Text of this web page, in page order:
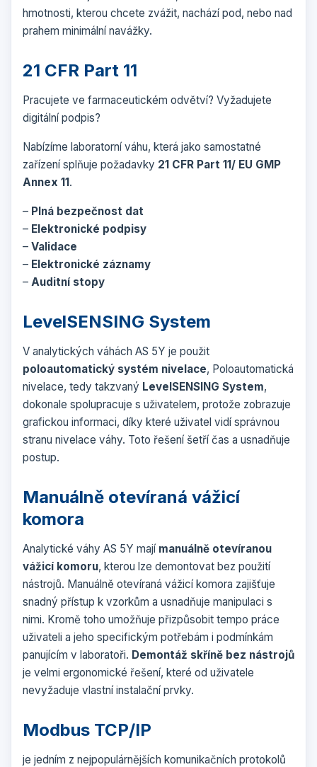
hmotnosti, kterou chcete zvážit, nachází pod, nebo nad
prahem minimální navážky.
21 CFR Part 11
Pracujete ve farmaceutickém odvětví? Vyžadujete
digitální podpis?
Nabízíme laboratorní váhu, která jako samostatné
zařízení splňuje požadavky 21 CFR Part 11/ EU GMP
Annex 11.
– Plná bezpečnost dat
– Elektronické podpisy
– Validace
– Elektronické záznamy
– Auditní stopy
LevelSENSING System
V analytických váhách AS 5Y je použit
poloautomatický systém nivelace, Poloautomatická
nivelace, tedy takzvaný LevelSENSING System,
dokonale spolupracuje s uživatelem, protože zobrazuje
grafickou informaci, díky které uživatel vidí správnou
stranu nivelace váhy. Toto řešení šetří čas a usnadňuje
postup.
Manuálně otevíraná vážicí
komora
Analytické váhy AS 5Y mají manuálně otevíranou
vážicí komoru, kterou lze demontovat bez použití
nástrojů. Manuálně otevíraná vážicí komora zajišťuje
snadný přístup k vzorkům a usnadňuje manipulaci s
nimi. Kromě toho umožňuje přizpůsobit tempo práce
uživateli a jeho specifickým potřebám i podmínkám
panujícím v laboratoři. Demontáž skříně bez nástrojů
je velmi ergonomické řešení, které od uživatele
nevyžaduje vlastní instalační prvky.
Modbus TCP/IP
je jedním z nejpopulárnějších komunikačních protokolů